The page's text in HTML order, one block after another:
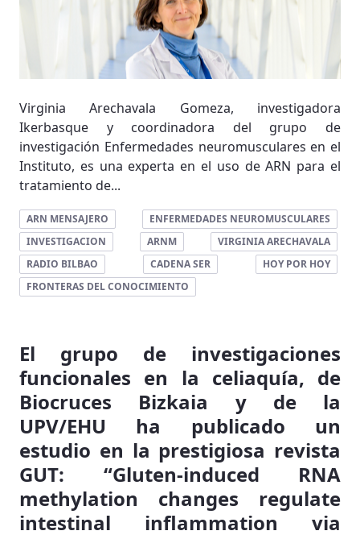
Virginia Arechavala Gomeza, investigadora
Ikerbasque y coordinadora del grupo de
investigación Enfermedades neuromusculares en el
Instituto, es una experta en el uso de ARN para el
tratamiento de...
ARN MENSAJERO
ENFERMEDADES NEUROMUSCULARES
INVESTIGACION
ARNM
VIRGINIA ARECHAVALA
RADIO BILBAO
CADENA SER
HOY POR HOY
FRONTERAS DEL CONOCIMIENTO
El grupo de investigaciones
funcionales en la celiaquía, de
Biocruces Bizkaia y de la
UPV/EHU ha publicado un
estudio en la prestigiosa revista
GUT: “Gluten-induced RNA
methylation changes regulate
intestinal inflammation via